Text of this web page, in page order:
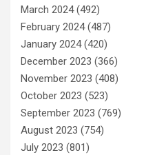
March 2024(492)
February 2024(487)
January 2024(420)
December 2023 (366)
November 2023 (408)
October 2023 (523)
September 2023 (769)
August 2023 (754)
July 2023 (801)